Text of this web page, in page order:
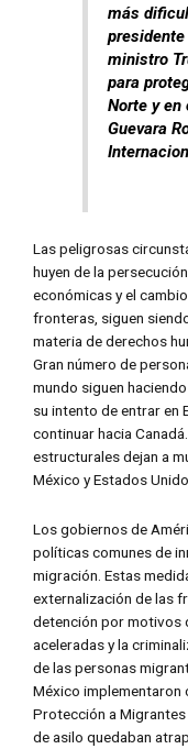
más
ministro
para
Norte y en
Guevara
Las peligrosas
huyen de la
económicas y el
fronteras, siguen
materia de derechos
Gran número de
mundo siguen
su intento de entrar en
continuar hacia
estructurales dejan a
México y Estados
Los gobiernos de
políticas comunes de
migración. Estas
externalización de las
detención por motivos
aceleradas y la
de las personas
México
Protección a
de asilo quedaban